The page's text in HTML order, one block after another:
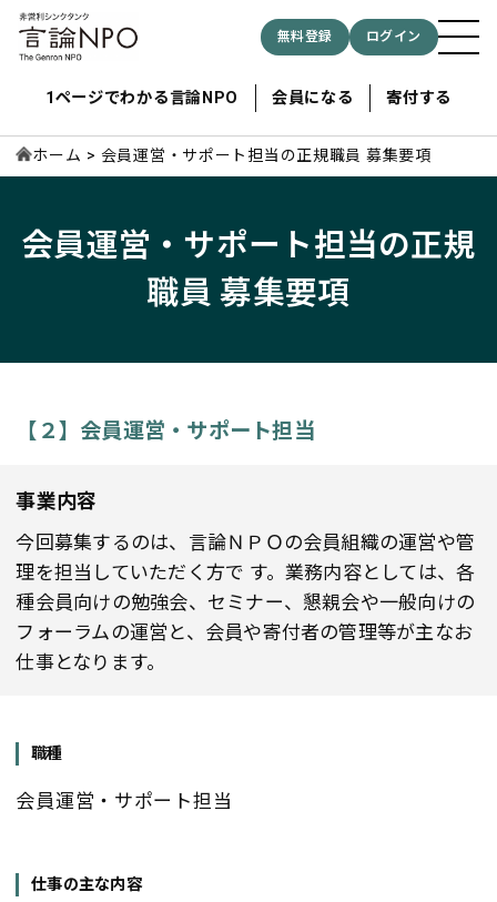
無料登録 ログイン
1ページでわかる言論NPO 会員になる 寄付する
記事検索する
ホーム 会員運営・サポート担当の正規職員 募集要項
会員運営・サポート担当の正規
職員 募集要項
【２】会員運営・サポート担当
事業内容
今回募集するのは、言論ＮＰＯの会員組織の運営や管
理を担当していただく方で す。業務内容としては、各
種会員向けの勉強会、セミナー、懇親会や一般向けの
フォーラムの運営と、会員や寄付者の管理等が主なお
仕事となります。
職種
会員運営・サポート担当
仕事の主な内容